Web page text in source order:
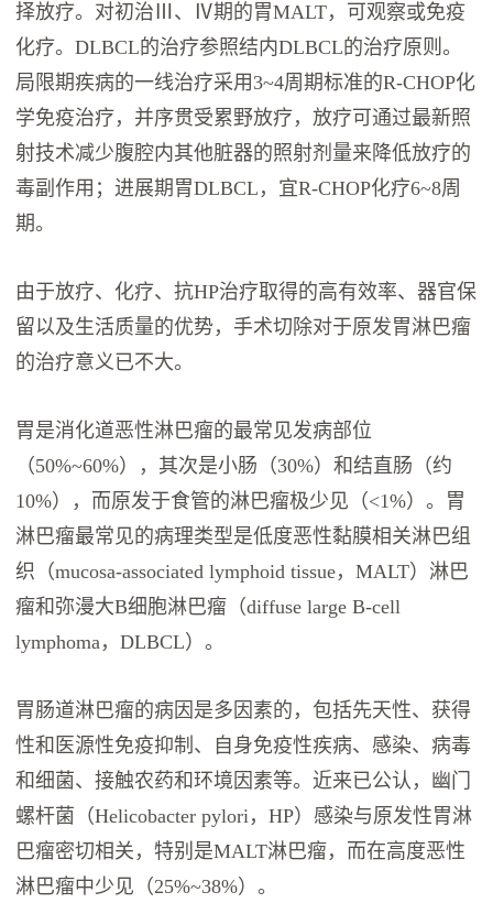
择放疗。对初治Ⅲ、Ⅳ期的胃MALT，可观察或免疫
化疗。DLBCL的治疗参照结内DLBCL的治疗原则。
局限期疾病的一线治疗采用3~4周期标准的R-CHOP化
学免疫治疗，并序贯受累野放疗，放疗可通过最新照
射技术减少腹腔内其他脏器的照射剂量来降低放疗的
毒副作用；进展期胃DLBCL，宜R-CHOP化疗6~8周
期。
由于放疗、化疗、抗HP治疗取得的高有效率、器官保
留以及生活质量的优势，手术切除对于原发胃淋巴瘤
的治疗意义已不大。
胃是消化道恶性淋巴瘤的最常见发病部位
（50%~60%），其次是小肠（30%）和结直肠（约
10%），而原发于食管的淋巴瘤极少见（<1%）。胃
淋巴瘤最常见的病理类型是低度恶性黏膜相关淋巴组
织（mucosa-associated lymphoid tissue，MALT）淋巴
瘤和弥漫大B细胞淋巴瘤（diffuse large B-cell
lymphoma，DLBCL）。
胃肠道淋巴瘤的病因是多因素的，包括先天性、获得
性和医源性免疫抑制、自身免疫性疾病、感染、病毒
和细菌、接触农药和环境因素等。近来已公认，幽门
螺杆菌（Helicobacter pylori，HP）感染与原发性胃淋
巴瘤密切相关，特别是MALT淋巴瘤，而在高度恶性
淋巴瘤中少见（25%~38%）。